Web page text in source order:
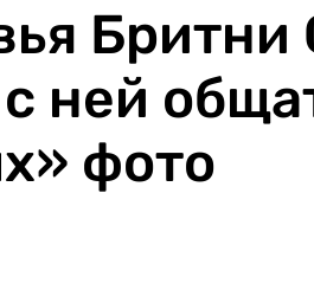
Бритни
ней
фото